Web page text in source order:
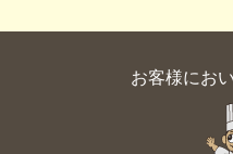
お客様にお